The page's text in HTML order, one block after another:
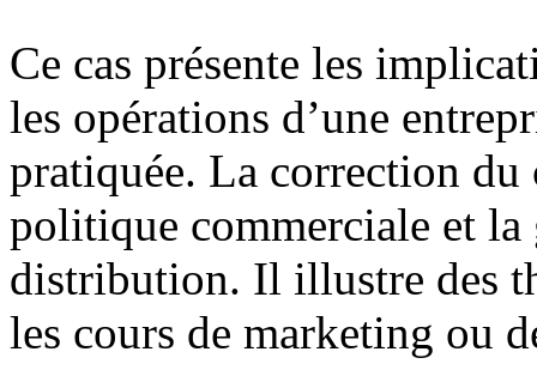
Ce cas présente les
les opérations d’une
pratiquée. La correction du
politique commerciale et la
distribution. Il illustre des
les cours de marketing ou